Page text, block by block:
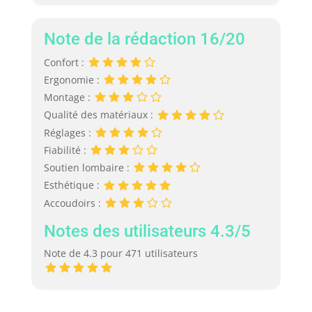
Note de la rédaction 16/20
Confort :
Ergonomie :
Montage :
Qualité des matériaux :
Réglages :
Fiabilité :
Soutien lombaire :
Esthétique :
Accoudoirs :
Notes des utilisateurs 4.3/5
Note de 4.3 pour 471 utilisateurs